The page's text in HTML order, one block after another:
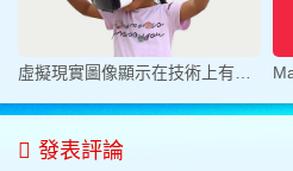
發表評論